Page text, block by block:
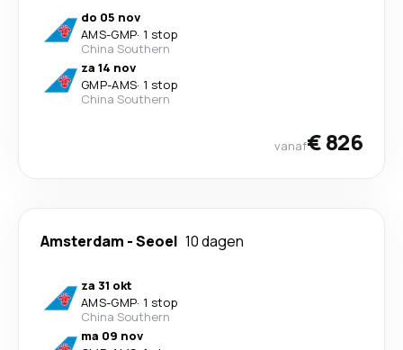
do 05 nov
AMS-GMP· 1 stop
China Southern
za 14 nov
GMP-AMS· 1 stop
China Southern
vanaf€ 826
Amsterdam -Seoel 10 dagen
za 31 okt
AMS-GMP· 1 stop
China Southern
ma 09 nov